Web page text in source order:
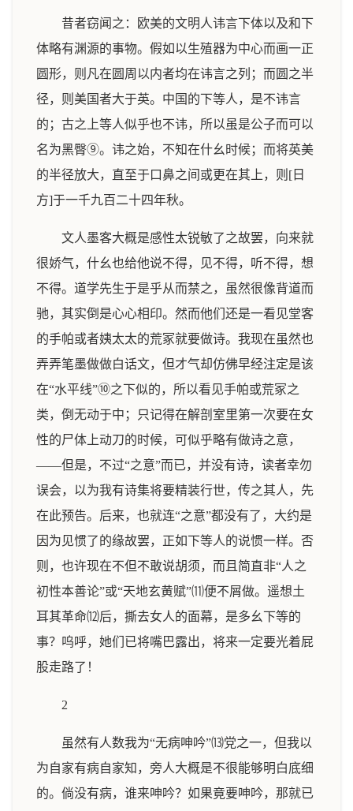
昔者窃闻之：欧美的文明人讳言下体以及和下
体略有渊源的事物。假如以生殖器为中心而画一正
圆形，则凡在圆周以内者均在讳言之列；而圆之半
径，则美国者大于英。中国的下等人，是不讳言
的；古之上等人似乎也不讳，所以虽是公子而可以
名为黑臀⑨。讳之始，不知在什幺时候；而将英美
的半径放大，直至于口鼻之间或更在其上，则[日
方]于一千九百二十四年秋。
文人墨客大概是感性太锐敏了之故罢，向来就
很娇气，什幺也给他说不得，见不得，听不得，想
不得。道学先生于是乎从而禁之，虽然很像背道而
驰，其实倒是心心相印。然而他们还是一看见堂客
的手帕或者姨太太的荒冢就要做诗。我现在虽然也
弄弄笔墨做做白话文，但才气却仿佛早经注定是该
在“水平线”⑩之下似的，所以看见手帕或荒冢之
类，倒无动于中；只记得在解剖室里第一次要在女
性的尸体上动刀的时候，可似乎略有做诗之意，
——但是，不过“之意”而已，并没有诗，读者幸勿
误会，以为我有诗集将要精装行世，传之其人，先
在此预告。后来，也就连“之意”都没有了，大约是
因为见惯了的缘故罢，正如下等人的说惯一样。否
则，也许现在不但不敢说胡须，而且简直非“人之
初性本善论”或“天地玄黄赋”⑾便不屑做。遥想土
耳其革命⑿后，撕去女人的面幕，是多幺下等的
事？呜呼，她们已将嘴巴露出，将来一定要光着屁
股走路了！
2
虽然有人数我为“无病呻吟”⒀党之一，但我以
为自家有病自家知，旁人大概是不很能够明白底细
的。倘没有病，谁来呻吟？如果竟要呻吟，那就已